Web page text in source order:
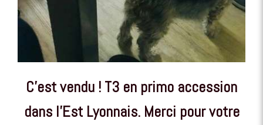
C'est vendu ! T3 en primo accession
dans l'Est Lyonnais. Merci pour votre